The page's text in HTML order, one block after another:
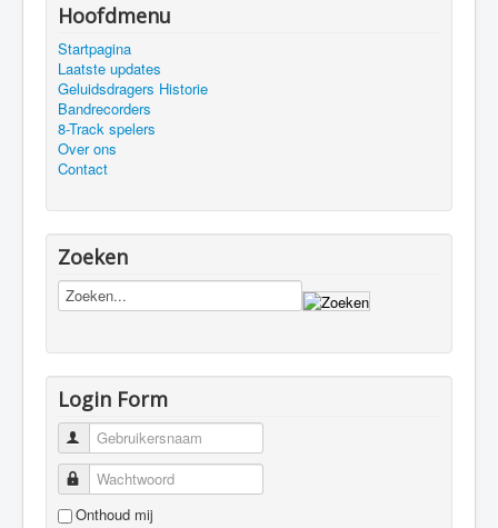
Hoofdmenu
Startpagina
Laatste updates
Geluidsdragers Historie
Bandrecorders
8-Track spelers
Over ons
Contact
Zoeken
Login Form
Gebruikersnaam
Wachtwoord
Onthoud mij